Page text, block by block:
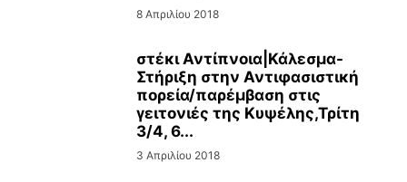
8 Απριλίου 2018
στέκι Αντίπνοια|Κάλεσμα-
Στήριξη στην Αντιφασιστική
πορεία/παρέμβαση στις
γειτονιές της Κυψέλης,Τρίτη
3/4, 6...
3 Απριλίου 2018